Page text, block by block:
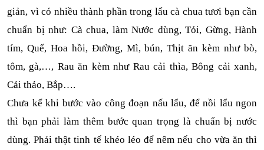
giản, vì có nhiều thành phần trong lẩu cà chua tươi bạn cần
chuẩn bị như: Cà chua, làm Nước dùng, Tỏi, Gừng, Hành
tím, Quế, Hoa hồi, Đường, Mì, bún, Thịt ăn kèm như bò,
tôm, gà,…, Rau ăn kèm như Rau cải thìa, Bông cải xanh,
Cải thảo, Bắp….
Chưa kể khi bước vào công đoạn nấu lẩu, để nồi lẩu ngon
thì bạn phải làm thêm bước quan trọng là chuẩn bị nước
dùng. Phải thật tinh tế khéo léo để nêm nếu cho vừa ăn thì